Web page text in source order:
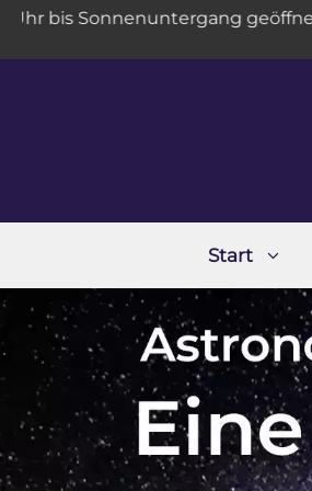
ZumSonnenuntergang geöffnet >>>
Start